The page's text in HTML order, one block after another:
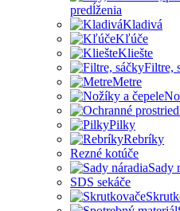
predĺženia
Kladivá
Kľúče
Kliešte
Filtre,
Metre
Pilky
Rebríky
Rezné kotúče
Sady
SDS sekáče